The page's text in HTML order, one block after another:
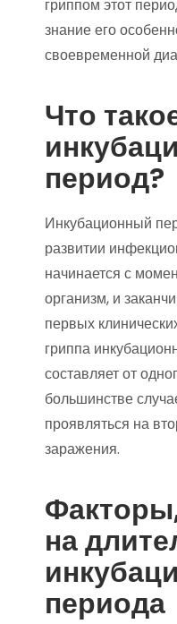
гриппом этот
знание его
своевременной
Что
период?
Инкубационный
развитии
начинается с
организм, и
первых
гриппа
составляет от
большинстве
проявляться на
заражения.
на
периода